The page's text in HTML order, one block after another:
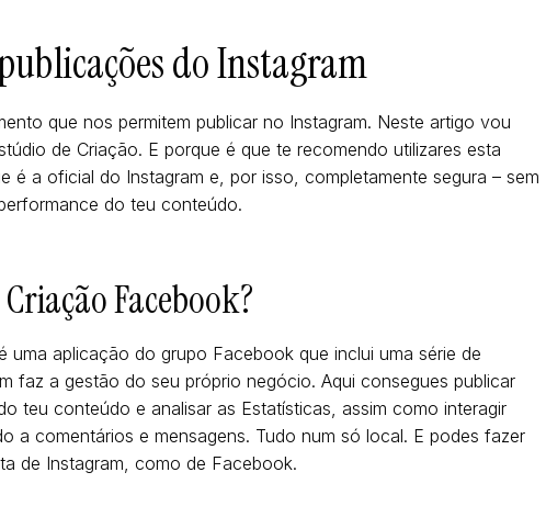
do Instagram
que nos permitem publicar no Instagram. Neste artigo vou
de Criação. E porque é que te recomendo utilizares esta
é a oficial do Instagram e, por isso, completamente segura – sem
do teu conteúdo.
Facebook?
uma aplicação do grupo Facebook que inclui uma série de
faz a gestão do seu próprio negócio. Aqui consegues publicar
teu conteúdo e analisar as Estatísticas, assim como interagir
a comentários e mensagens. Tudo num só local. E podes fazer
de Instagram, como de Facebook.